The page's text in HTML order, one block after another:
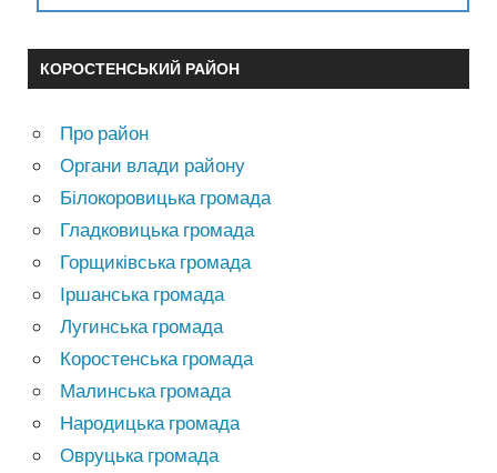
КОРОСТЕНСЬКИЙ РАЙОН
Про район
Органи влади району
Білокоровицька громада
Гладковицька громада
Горщиківська громада
Іршанська громада
Лугинська громада
Коростенська громада
Малинська громада
Народицька громада
Овруцька громада